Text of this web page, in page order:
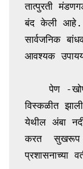
तात्पुरती
बंद केली आहे.
सार्वजनिक
आवश्यक
    पेण -खोपोली मुख्य रस्त्यावर पाणी आल्याने वाहतूक
विस्कळीत
येथील अंबा
करत  सुखरूप
प्रशासनाच्या